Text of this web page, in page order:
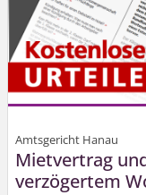
Amtsgericht Hanau
Mietvertrag
verzögertem